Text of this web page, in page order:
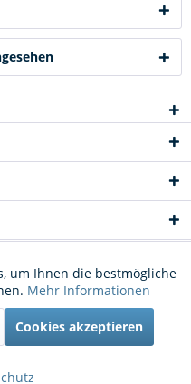
zzgl.Versandkostenund ggf.
anders beschrieben
Kontakt
Aktiv
Aktiv
um Ihnen die bestmögliche
Mehr Informationen
Cookies akzeptieren